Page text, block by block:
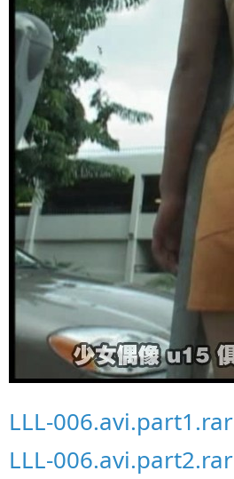
LLL-006.avi.part1.rar
LLL-006.avi.part2.rar